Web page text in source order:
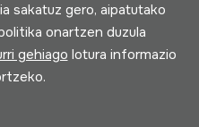
politika
sakatuz gero, aipatutako
onartzen duzula
gehiago lotura informazio